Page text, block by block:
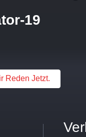
19
Reden Jetzt.